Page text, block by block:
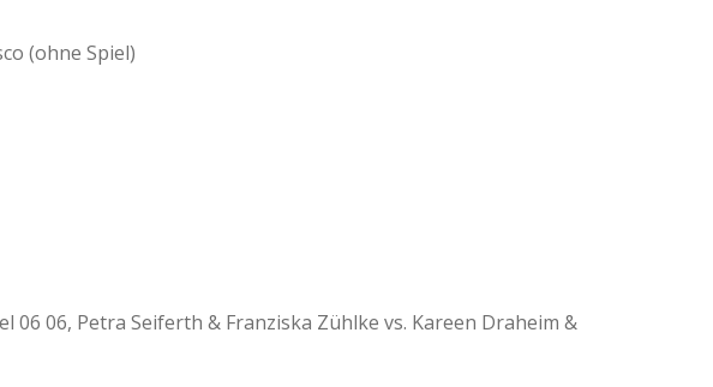
(ohne Spiel)
06, Petra Seiferth & Franziska Zühlke vs. Kareen Draheim &